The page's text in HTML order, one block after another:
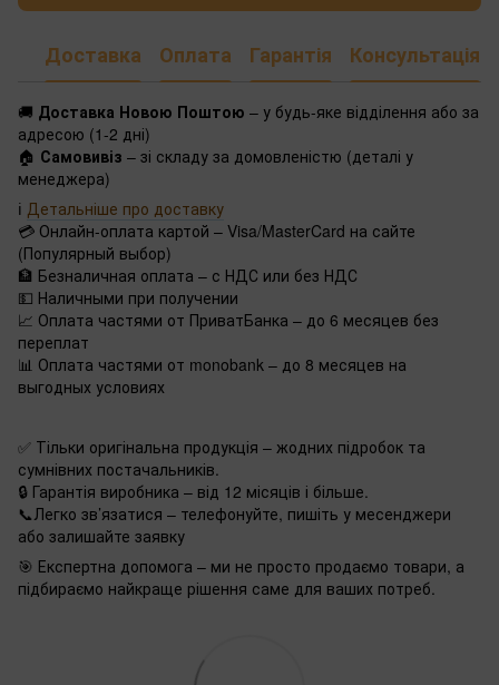
Доставка Оплата Гарантія Консультація
🚚 Доставка Новою Поштою – у будь-яке відділення або за
адресою (1-2 дні)
🏠 Самовивіз – зі складу за домовленістю (деталі у
менеджера)
ℹ️ Детальніше про доставку
💳 Онлайн-оплата картой – Visa/MasterCard на сайте
(Популярный выбор)
🏦 Безналичная оплата – с НДС или без НДС
💵 Наличными при получении
📈 Оплата частями от ПриватБанка – до 6 месяцев без
переплат
📊 Оплата частями от monobank – до 8 месяцев на
выгодных условиях
✅ Тільки оригінальна продукція – жодних підробок та
сумнівних постачальників.
🔒 Гарантія виробника – від 12 місяців і більше.
📞Легко зв’язатися – телефонуйте, пишіть у месенджери
або залишайте заявку
🎯 Експертна допомога – ми не просто продаємо товари, а
підбираємо найкраще рішення саме для ваших потреб.